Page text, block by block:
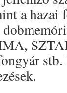
a hazai
stb.